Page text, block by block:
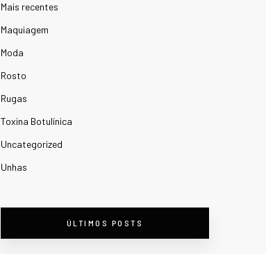
Mais recentes
Maquiagem
Moda
Rosto
Rugas
Toxina Botulínica
Uncategorized
Unhas
ÚLTIMOS POSTS